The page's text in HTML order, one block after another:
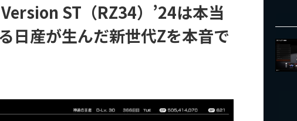
ST（RZ34）’24は本当
る日産が生んだ新世代Zを本音で